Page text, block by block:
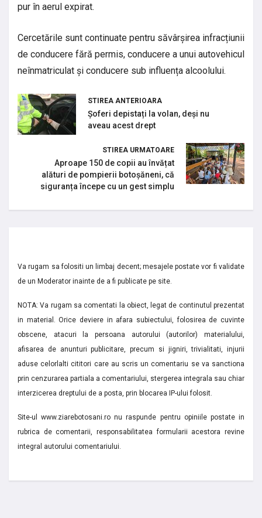
pur în aerul expirat.
Cercetările sunt continuate pentru săvârșirea infracțiunii
de conducere fără permis, conducere a unui autovehicul
neînmatriculat și conducere sub influența alcoolului.
STIREA ANTERIOARA
Șoferi depistați la volan, deși nu
aveau acest drept
STIREA URMATOARE
Aproape 150 de copii au învățat
alături de pompierii botoșăneni, că
siguranța începe cu un gest simplu
Va rugam sa folositi un limbaj decent; mesajele postate vor fi validate
de un Moderator inainte de a fi publicate pe site.
NOTA: Va rugam sa comentati la obiect, legat de continutul prezentat
in material. Orice deviere in afara subiectului, folosirea de cuvinte
obscene, atacuri la persoana autorului (autorilor) materialului,
afisarea de anunturi publicitare, precum si jigniri, trivialitati, injurii
aduse celorlalti cititori care au scris un comentariu se va sanctiona
prin cenzurarea partiala a comentariului, stergerea integrala sau chiar
interzicerea dreptului de a posta, prin blocarea IP-ului folosit.
Site-ul www.ziarebotosani.ro nu raspunde pentru opiniile postate in
rubrica de comentarii, responsabilitatea formularii acestora revine
integral autorului comentariului.